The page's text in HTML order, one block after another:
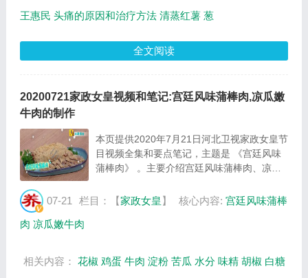
王惠民 头痛的原因和治疗方法 清蒸红薯 葱
全文阅读
20200721家政女皇视频和笔记:宫廷风味蒲棒肉,凉瓜嫩
牛肉的制作
本页提供2020年7月21日河北卫视家政女皇节
目视频全集和要点笔记，主题是 《宫廷风味
蒲棒肉》 。主要介绍宫廷风味蒲棒肉、凉瓜
供视频全集的在线观看和主要内容介绍（节目
07-21 栏目：【家政女皇 】 核心内容: 宫廷风味蒲棒
肉 凉瓜嫩牛肉
相关内容： 花椒 鸡蛋 牛肉 淀粉 苦瓜 水分 味精 胡椒 白糖